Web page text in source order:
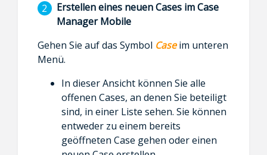
Erstellen eines neuen Cases im Case
Manager Mobile
Gehen Sie auf das Symbol Caseim unteren
Menü.
In dieser Ansicht können Sie alle
offenen Cases, an denen Sie beteiligt
sind, in einer Liste sehen. Sie können
entweder zu einem bereits
geöffneten Case gehen oder einen